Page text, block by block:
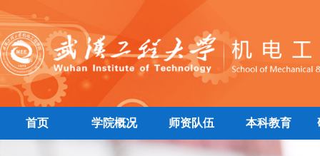
首页 学院概况 师资队伍 本科教育